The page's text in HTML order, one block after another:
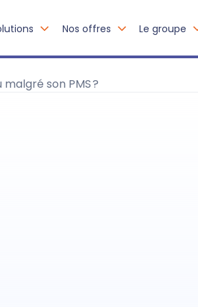
Nos offres Le groupe
son PMS ?